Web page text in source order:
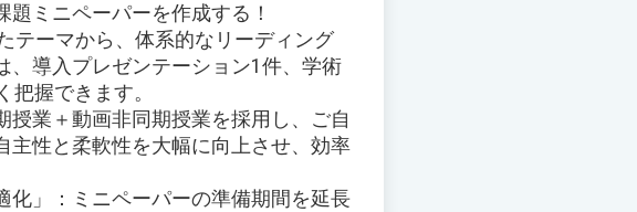
ミニペーパーを作成する！
テーマから、体系的なリーディング
、導入プレゼンテーション1件、学術
握できます。
授業＋動画非同期授業を採用し、ご自
主性と柔軟性を大幅に向上させ、効率
化」：ミニペーパーの準備期間を延長